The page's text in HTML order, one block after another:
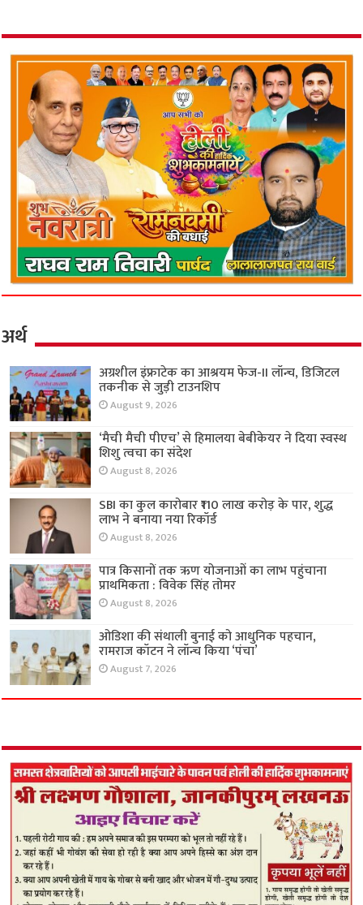
अर्थ
अग्रशील इंफ्राटेक का आश्रयम फेज-II लॉन्च, डिजिटल
तकनीक से जुड़ी टाउनशिप
August 9, 2026
‘मैची मैची पीएच’ से हिमालया बेबीकेयर ने दिया स्वस्थ
शिशु त्वचा का संदेश
August 8, 2026
SBI का कुल कारोबार ₹110 लाख करोड़ के पार, शुद्ध
लाभ ने बनाया नया रिकॉर्ड
August 8, 2026
पात्र किसानों तक ऋण योजनाओं का लाभ पहुंचाना
प्राथमिकता : विवेक सिंह तोमर
August 8, 2026
ओडिशा की संथाली बुनाई को आधुनिक पहचान,
रामराज कॉटन ने लॉन्च किया ‘पंचा’
August 7, 2026